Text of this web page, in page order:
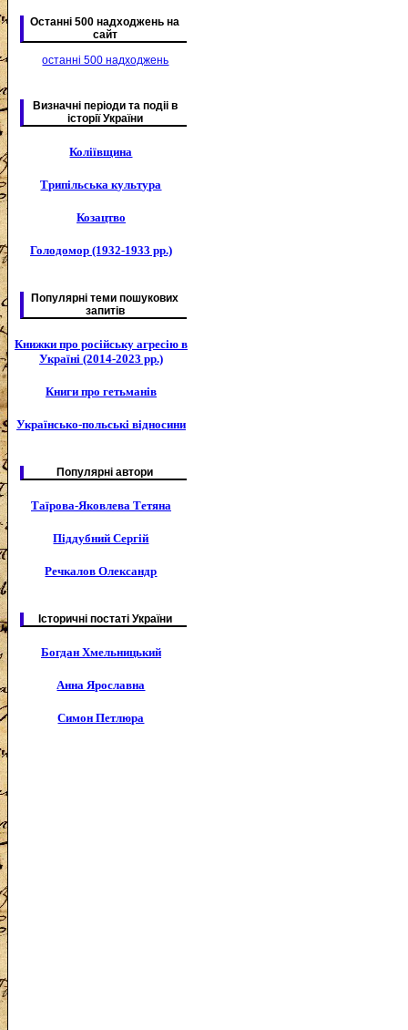
Останні 500 надходжень на
сайт
останні 500 надходжень
Визначні періоди та подіі в
історії України
Коліївщина
Трипільська культура
Козацтво
Голодомор (1932-1933 рр.)
Популярні теми пошукових
запитів
Книжки про російську агресію в
Україні (2014-2023 рр.)
Книги про гетьманів
Українсько-польські відносини
Популярні автори
Таїрова-Яковлева Тетяна
Піддубний Сергій
Речкалов Олександр
Історичні постаті України
Богдан Хмельницький
Анна Ярославна
Симон Петлюра